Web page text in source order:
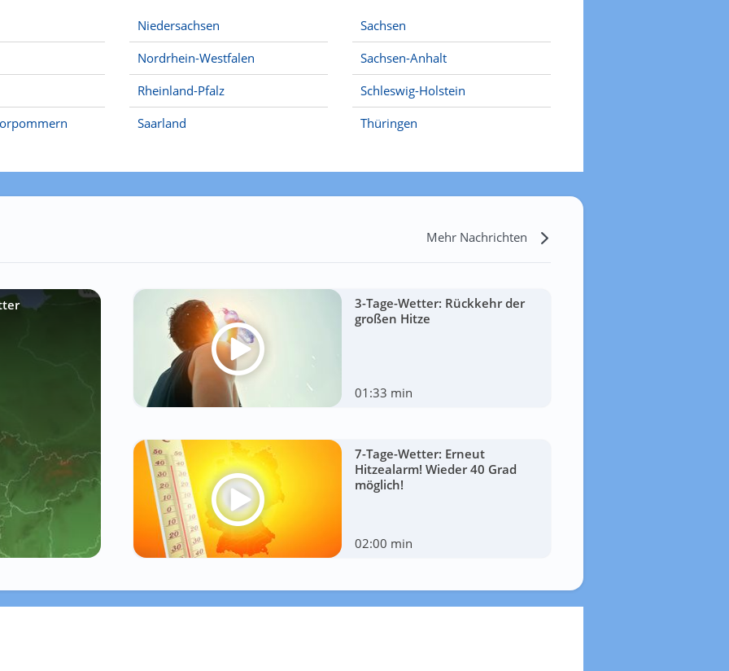
Niedersachsen
Nordrhein-Westfalen
Rheinland-Pfalz
Saarland
Sachsen
Sachsen-Anhalt
Schleswig-Holstein
Thüringen
Mehr Nachrichten
3-Tage-Wetter: Rückkehr der
großen Hitze
01:33 min
7-Tage-Wetter: Erneut
Hitzealarm! Wieder 40 Grad
möglich!
02:00 min